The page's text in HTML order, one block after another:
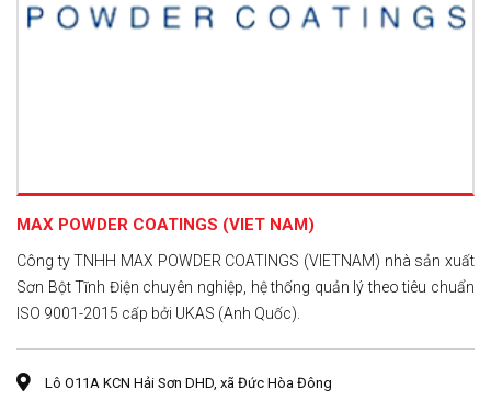
MAX POWDER COATINGS (VIET NAM)
Công ty TNHH MAX POWDER COATINGS (VIETNAM) nhà sản xuất
Sơn Bột Tĩnh Điện chuyên nghiệp, hệ thống quản lý theo tiêu chuẩn
ISO 9001-2015 cấp bởi UKAS (Anh Quốc).
Lô O11A KCN Hải Sơn DHD, xã Đức Hòa Đông